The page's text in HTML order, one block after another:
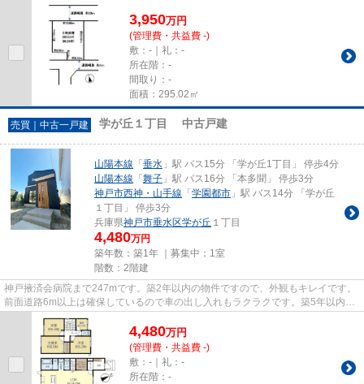
3,950万円
(管理費・共益費 -)
敷：-｜礼：-
所在階：-
間取り：-
面積：295.02㎡
売買｜中古一戸建 学が丘１丁目 中古戸建
山陽本線 「 垂水 」駅 バス15分 「学が丘1丁目」 停歩4分
山陽本線 「 舞子 」駅 バス16分 「本多聞」 停歩3分
神戸市西神・山手線 「 学園都市 」駅 バス14分 「学が丘
１丁目」 停歩3分
兵庫県神戸市垂水区学が丘 １丁目
4,480万円
築年数：築1年 ｜募集中： 1室
階数：2階建
神戸掖済会病院まで247mです。築2年以内の物件ですので、外観もキレイです。
前面道路6m以上は確保しているので車の出し入れもラクラクです。築5年以内の
まだまだ新しい物件です。神戸...
4,480万円
(管理費・共益費 -)
敷：-｜礼：-
所在階：-